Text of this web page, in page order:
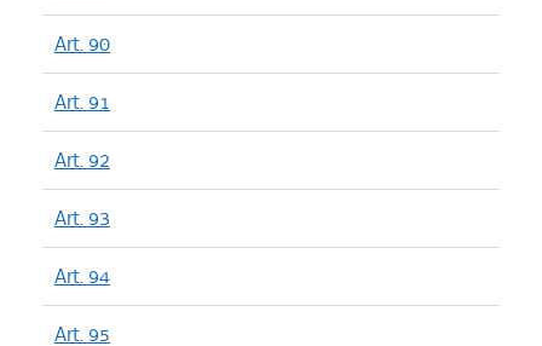
Art. 90
Art. 91
Art. 92
Art. 93
Art. 94
Art. 95